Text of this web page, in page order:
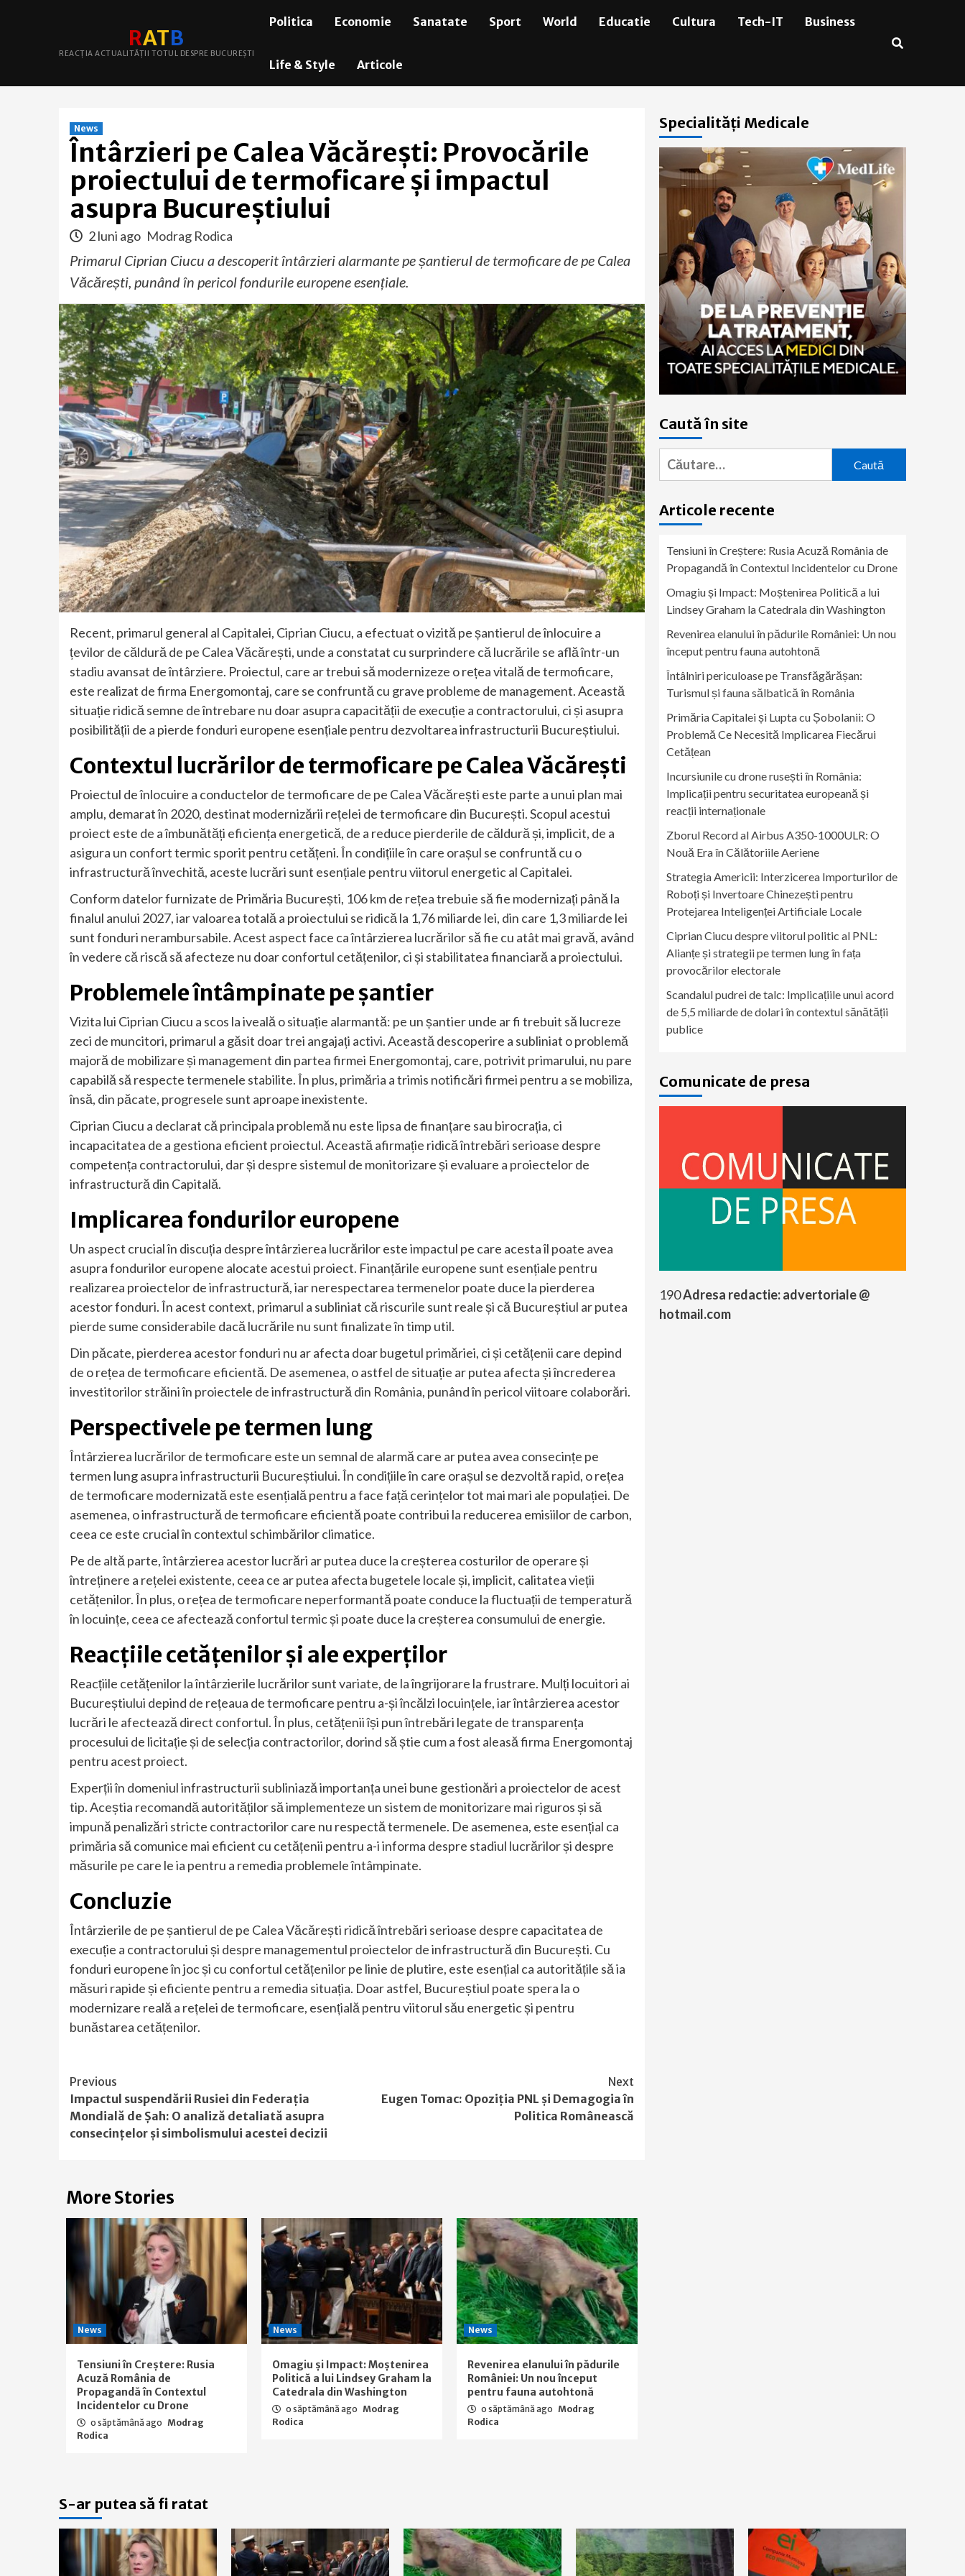
RATB
REACȚIA ACTUALITĂȚII TOTUL DESPRE BUCUREȘTI
Politica Economie Sanatate Sport World Educatie Cultura Tech-IT Business
Life & Style Articole
News
Întârzieri pe Calea Văcărești: Provocările
proiectului de termoficare și impactul
asupra Bucureștiului
2 luni ago Modrag Rodica
Primarul Ciprian Ciucu a descoperit întârzieri alarmante pe șantierul de termoficare de pe Calea
Văcărești, punând în pericol fondurile europene esențiale.
Recent, primarul general al Capitalei, Ciprian Ciucu, a efectuat o vizită pe șantierul de înlocuire a
țevilor de căldură de pe Calea Văcărești, unde a constatat cu surprindere că lucrările se află într-un
stadiu avansat de întârziere. Proiectul, care ar trebui să modernizeze o rețea vitală de termoficare,
este realizat de firma Energomontaj, care se confruntă cu grave probleme de management. Această
situație ridică semne de întrebare nu doar asupra capacității de execuție a contractorului, ci și asupra
posibilității de a pierde fonduri europene esențiale pentru dezvoltarea infrastructurii Bucureștiului.
Contextul lucrărilor de termoficare pe Calea Văcărești
Proiectul de înlocuire a conductelor de termoficare de pe Calea Văcărești este parte a unui plan mai
amplu, demarat în 2020, destinat modernizării rețelei de termoficare din București. Scopul acestui
proiect este de a îmbunătăți eficiența energetică, de a reduce pierderile de căldură și, implicit, de a
asigura un confort termic sporit pentru cetățeni. În condițiile în care orașul se confruntă cu o
infrastructură învechită, aceste lucrări sunt esențiale pentru viitorul energetic al Capitalei.
Conform datelor furnizate de Primăria București, 106 km de rețea trebuie să fie modernizați până la
finalul anului 2027, iar valoarea totală a proiectului se ridică la 1,76 miliarde lei, din care 1,3 miliarde lei
sunt fonduri nerambursabile. Acest aspect face ca întârzierea lucrărilor să fie cu atât mai gravă, având
în vedere că riscă să afecteze nu doar confortul cetățenilor, ci și stabilitatea financiară a proiectului.
Problemele întâmpinate pe șantier
Vizita lui Ciprian Ciucu a scos la iveală o situație alarmantă: pe un șantier unde ar fi trebuit să lucreze
zeci de muncitori, primarul a găsit doar trei angajați activi. Această descoperire a subliniat o problemă
majoră de mobilizare și management din partea firmei Energomontaj, care, potrivit primarului, nu pare
capabilă să respecte termenele stabilite. În plus, primăria a trimis notificări firmei pentru a se mobiliza,
însă, din păcate, progresele sunt aproape inexistente.
Ciprian Ciucu a declarat că principala problemă nu este lipsa de finanțare sau birocrația, ci
incapacitatea de a gestiona eficient proiectul. Această afirmație ridică întrebări serioase despre
competența contractorului, dar și despre sistemul de monitorizare și evaluare a proiectelor de
infrastructură din Capitală.
Implicarea fondurilor europene
Un aspect crucial în discuția despre întârzierea lucrărilor este impactul pe care acesta îl poate avea
asupra fondurilor europene alocate acestui proiect. Finanțările europene sunt esențiale pentru
realizarea proiectelor de infrastructură, iar nerespectarea termenelor poate duce la pierderea
acestor fonduri. În acest context, primarul a subliniat că riscurile sunt reale și că Bucureștiul ar putea
pierde sume considerabile dacă lucrările nu sunt finalizate în timp util.
Din păcate, pierderea acestor fonduri nu ar afecta doar bugetul primăriei, ci și cetățenii care depind
de o rețea de termoficare eficientă. De asemenea, o astfel de situație ar putea afecta și încrederea
investitorilor străini în proiectele de infrastructură din România, punând în pericol viitoare colaborări.
Perspectivele pe termen lung
Întârzierea lucrărilor de termoficare este un semnal de alarmă care ar putea avea consecințe pe
termen lung asupra infrastructurii Bucureștiului. În condițiile în care orașul se dezvoltă rapid, o rețea
de termoficare modernizată este esențială pentru a face față cerințelor tot mai mari ale populației. De
asemenea, o infrastructură de termoficare eficientă poate contribui la reducerea emisiilor de carbon,
ceea ce este crucial în contextul schimbărilor climatice.
Pe de altă parte, întârzierea acestor lucrări ar putea duce la creșterea costurilor de operare și
întreținere a rețelei existente, ceea ce ar putea afecta bugetele locale și, implicit, calitatea vieții
cetățenilor. În plus, o rețea de termoficare neperformantă poate conduce la fluctuații de temperatură
în locuințe, ceea ce afectează confortul termic și poate duce la creșterea consumului de energie.
Reacțiile cetățenilor și ale experților
Reacțiile cetățenilor la întârzierile lucrărilor sunt variate, de la îngrijorare la frustrare. Mulți locuitori ai
Bucureștiului depind de rețeaua de termoficare pentru a-și încălzi locuințele, iar întârzierea acestor
lucrări le afectează direct confortul. În plus, cetățenii își pun întrebări legate de transparența
procesului de licitație și de selecția contractorilor, dorind să știe cum a fost aleasă firma Energomontaj
pentru acest proiect.
Experții în domeniul infrastructurii subliniază importanța unei bune gestionări a proiectelor de acest
tip. Aceștia recomandă autorităților să implementeze un sistem de monitorizare mai riguros și să
impună penalizări stricte contractorilor care nu respectă termenele. De asemenea, este esențial ca
primăria să comunice mai eficient cu cetățenii pentru a-i informa despre stadiul lucrărilor și despre
măsurile pe care le ia pentru a remedia problemele întâmpinate.
Concluzie
Întârzierile de pe șantierul de pe Calea Văcărești ridică întrebări serioase despre capacitatea de
execuție a contractorului și despre managementul proiectelor de infrastructură din București. Cu
fonduri europene în joc și cu confortul cetățenilor pe linie de plutire, este esențial ca autoritățile să ia
măsuri rapide și eficiente pentru a remedia situația. Doar astfel, Bucureștiul poate spera la o
modernizare reală a rețelei de termoficare, esențială pentru viitorul său energetic și pentru
bunăstarea cetățenilor.
Continue
Reading
Previous
Impactul suspendării Rusiei din Federația
Mondială de Șah: O analiză detaliată asupra
consecințelor și simbolismului acestei decizii
Next
Eugen Tomac: Opoziția PNL și Demagogia în
Politica Românească
More Stories
News
Tensiuni în Creștere: Rusia
Acuză România de
Propagandă în Contextul
Incidentelor cu Drone
o săptămână ago Modrag
Rodica
News
Omagiu și Impact: Moștenirea
Politică a lui Lindsey Graham la
Catedrala din Washington
o săptămână ago Modrag
Rodica
News
Revenirea elanului în pădurile
României: Un nou început
pentru fauna autohtonă
o săptămână ago Modrag
Rodica
Specialități Medicale
Caută în site
Caută
după:
Articole recente
Tensiuni în Creștere: Rusia Acuză România de
Propagandă în Contextul Incidentelor cu Drone
Omagiu și Impact: Moștenirea Politică a lui
Lindsey Graham la Catedrala din Washington
Revenirea elanului în pădurile României: Un nou
început pentru fauna autohtonă
Întâlniri periculoase pe Transfăgărășan:
Turismul și fauna sălbatică în România
Primăria Capitalei și Lupta cu Șobolanii: O
Problemă Ce Necesită Implicarea Fiecărui
Cetățean
Incursiunile cu drone rusești în România:
Implicații pentru securitatea europeană și
reacții internaționale
Zborul Record al Airbus A350-1000ULR: O
Nouă Era în Călătoriile Aeriene
Strategia Americii: Interzicerea Importurilor de
Roboți și Invertoare Chinezești pentru
Protejarea Inteligenței Artificiale Locale
Ciprian Ciucu despre viitorul politic al PNL:
Alianțe și strategii pe termen lung în fața
provocărilor electorale
Scandalul pudrei de talc: Implicațiile unui acord
de 5,5 miliarde de dolari în contextul sănătății
publice
Comunicate de presa
190Adresa redactie: advertoriale @
hotmail.com
S-ar putea să fi ratat